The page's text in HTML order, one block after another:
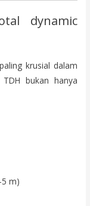
dynamic
krusial dalam
bukan hanya
m)